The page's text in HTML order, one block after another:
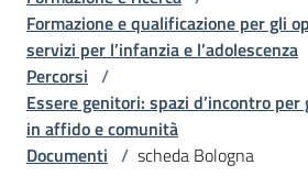
tutela
e
sostegno
Adolescenza
Formazione e qualificazione per gli
servizi per l’infanzia e l’adolescenza
Percorsi /
Essere genitori: spazi d’incontro
in affido e comunità
Documenti / scheda Bologna